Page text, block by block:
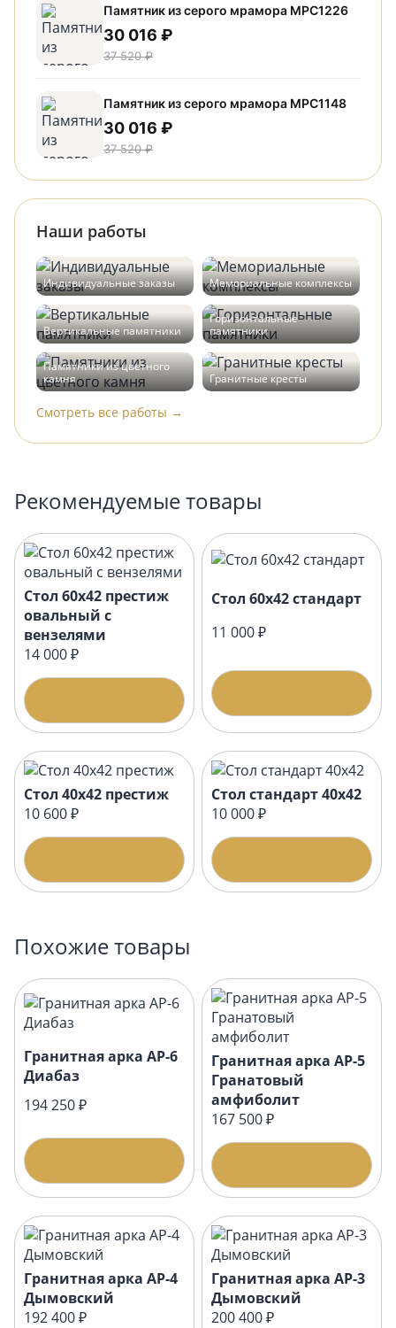
Памятник из серого мрамора МРС1226
30 016 ₽
37 520 ₽
Памятник из серого мрамора МРС1148
30 016 ₽
37 520 ₽
Наши работы
Индивидуальные заказы Мемориальные комплексы
Вертикальные памятники
Горизонтальные
памятники
Памятники из цветного
камня
Гранитные кресты
Смотреть все работы →
Рекомендуемые товары
Стол 60х42 престиж
овальный с
вензелями
14 000 ₽
Стол 60х42 стандарт
11 000 ₽
Стол 40х42 престиж
10 600 ₽
Стол стандарт 40х42
10 000 ₽
Похожие товары
Гранитная арка АР-6
Диабаз
194 250 ₽
Гранитная арка АР-5
Гранатовый
амфиболит
167 500 ₽
Гранитная арка АР-4
Дымовский
192 400 ₽
Гранитная арка АР-3
Дымовский
200 400 ₽